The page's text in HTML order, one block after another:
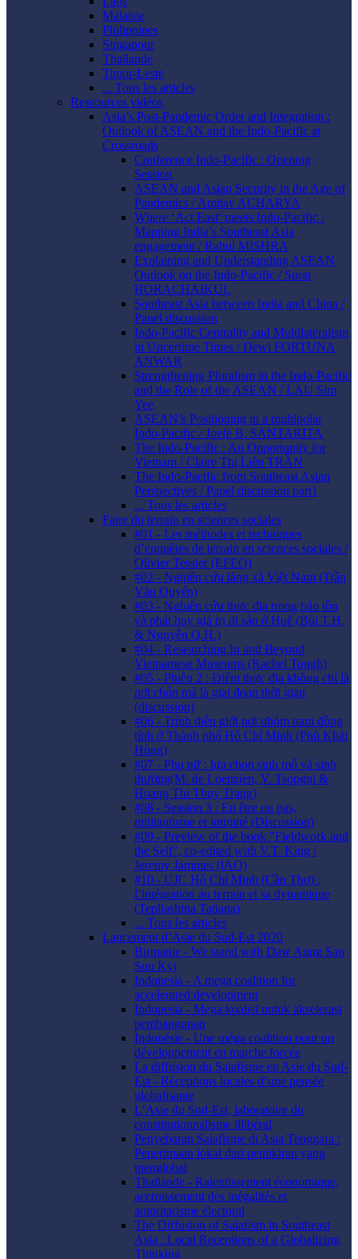
Malaisie
Philippines
Singapour
Thaïlande
Timor-Leste
... Tous les articles
Ressources vidéos
Asia’s Post-Pandemic Order and Integration :
Outlook of ASEAN and the Indo-Pacific at
Crossroads
Conference Indo-Pacific : Opening
Session
ASEAN and Asian Security in the Age of
Pandemics / Amitav ACHARYA
Where ‘Act East’ meets Indo-Pacific :
Mapping India’s Southeast Asia
engagement / Rahul MISHRA
Explaining and Understanding ASEAN
Outlook on the Indo-Pacific / Surat
HORACHAIKUL
Southeast Asia between India and China /
Panel discussion
Indo-Pacific Centrality and Multilateralism
in Uncertime Times / Dewi FORTUNA
ANWAR
Strengthening Pluralism in the Indo-Pacific
and the Role of the ASEAN / LAU Sim
Yee
ASEAN’s Positioning in a multipolar
Indo-Pacific / Joefe B. SANTARITA
The Indo-Pacific : An Opportunity for
Vietnam / Claire Thị Liên TRẦN
The Indo-Pacific from Southeast Asian
Perspectives / Panel discussion part1
... Tous les articles
Faire du terrain en sciences sociales
#01 - Les méthodes et techniques
d’enquêtes de terrain en sciences sociales /
Olivier Tessier (EFEO)
#02 - Nghiên cứu làng xã Việt Nam (Trần
Văn Quyến)
#03 - Nghiên cứu thực địa trong bảo tồn
và phát huy giá trị di sản ở Huế (Bùi T.H.
& Nguyễn Q.H.)
#04 - Researching In and Beyond
Vietnamese Museums (Rachel Tough)
#05 - Phiên 2 : Điểm thực địa không chỉ là
nơi chốn mà là giai đoạn thời gian
(discussion)
#06 - Trình diễn giới nơi nhóm nam đồng
tính ở Thành phố Hồ Chí Minh (Phù Khải
Hùng)
#07 - Phụ nữ : lựa chọn sinh mổ và sinh
thường(M. de Loenzien, V. Tsopgni &
Hoang Thi Thuy Trang)
#08 - Session 3 : En être ou pas,
militantisme et intimité (Discussion)
#09 - Preview of the book "Fieldwork and
the Self", co-edited with V.T. King /
Jeremy Jammes (lAO)
#10 - UJC Hồ Chí Minh (Cần Thơ) :
l’intégration au terrain et sa dynamique
(Tepliashina Tatiana)
... Tous les articles
Lancement d’Asie du Sud-Est 2020
Birmanie - We stand with Daw Aung San
Suu Kyi
Indonesia - A mega coalition for
accelerated development
Indonesia - Mega koalisi untuk akselerasi
pembangunan
Indonésie - Une méga coalition pour un
développement en marche forcée
La diffusion du Salafisme en Asie du Sud-
Est - Réceptions locales d’une pensée
globalisante
L’Asie du Sud-Est, laboratoire du
constitutionnalisme illibéral
Penyebaran Salafisme di Asia Tenggara :
Penerimaan lokal dari pemikiran yang
menglobal
Thaïlande - Ralentissement économique,
accroissement des inégalités et
autoritarisme électoral
The Diffusion of Salafism in Southeast
Asia : Local Receptions of a Globalizing
Thinking